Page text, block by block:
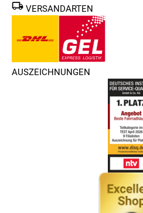
VERSANDARTEN
AUSZEICHNUNGEN